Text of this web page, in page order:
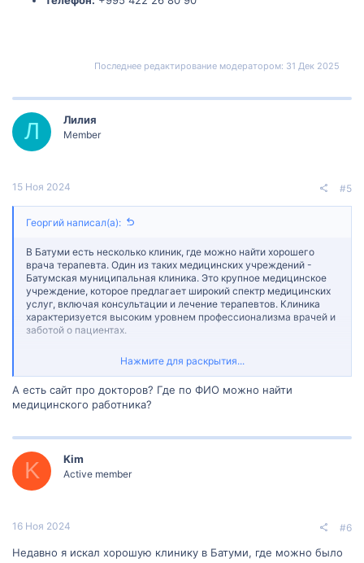
Последнее редактирование модератором: 31 Дек 2025
Л Лилия
Member
15 Ноя 2024 #5
Георгий написал(а):
В Батуми есть несколько клиник, где можно найти хорошего
врача терапевта. Один из таких медицинских учреждений -
Батумская муниципальная клиника. Это крупное медицинское
учреждение, которое предлагает широкий спектр медицинских
услуг, включая консультации и лечение терапевтов. Клиника
характеризуется высоким уровнем профессионализма врачей и
заботой о пациентах.
Еще один вариант - Клиника "Евромедик". Она известна своим
опытным персоналом и современным оборудованием. Клиника
терапию. Врачи этой клиники обладают высокой квалификацией
и обеспечивают качественные медицинские услуги.
Также стоит обратить внимание на Международную клинику
специализированных медицинских услуг, включая терапию.
Врачи этой клиники имеют богатый опыт и знания в области
внутренних заболеваний.
рекомендуется ознакомиться с отзывами пациентов, а также
Также можно обратиться в местную поликлинику или
Нажмите для раскрытия...
А есть сайт про докторов? Где по ФИО можно найти
медицинского работника?
K Kim
Active member
16 Ноя 2024 #6
Недавно я искал хорошую клинику в Батуми, где можно было